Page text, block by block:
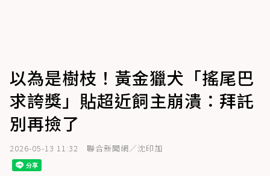
以為是樹枝！黃金獵犬「搖尾巴
求誇獎」貼超近飼主崩潰：拜託
別再撿了
2026-05-13 11:32 聯合新聞網／沈印加